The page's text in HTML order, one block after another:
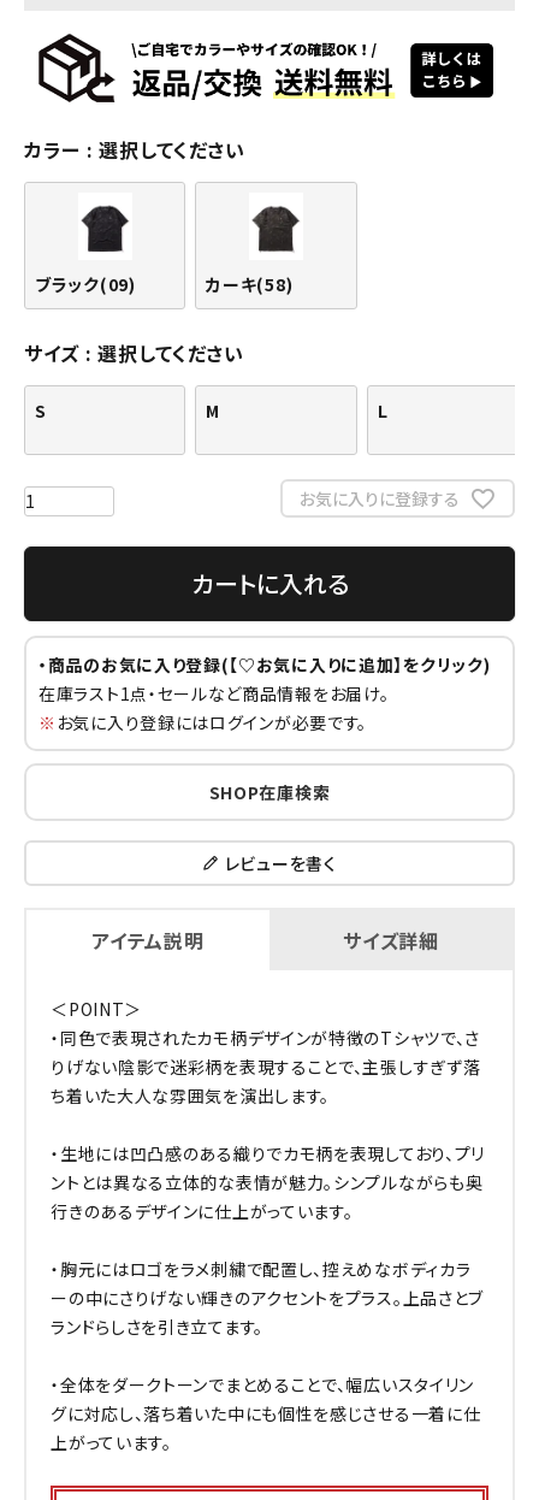
カラー 選択してください
ブラック(09) カーキ(58)
サイズ 選択してください
S M L
お気に入りに登録する
カートに入れる
・商品のお気に入り登録(【♡お気に入りに追加】をクリック)
在庫ラスト1点・セールなど商品情報をお届け。
※ お気に入り登録にはログインが必要です。
SHOP在庫検索
レビューを書く
アイテム説明 サイズ詳細
＜POINT＞
・同色で表現されたカモ柄デザインが特徴のTシャツで、さ
りげない陰影で迷彩柄を表現することで、主張しすぎず落
ち着いた大人な雰囲気を演出します。
・生地には凹凸感のある織りでカモ柄を表現しており、プリ
ントとは異なる立体的な表情が魅力。シンプルながらも奥
行きのあるデザインに仕上がっています。
・胸元にはロゴをラメ刺繍で配置し、控えめなボディカラ
ーの中にさりげない輝きのアクセントをプラス。上品さとブ
ランドらしさを引き立てます。
・全体をダークトーンでまとめることで、幅広いスタイリン
グに対応し、落ち着いた中にも個性を感じさせる一着に仕
上がっています。